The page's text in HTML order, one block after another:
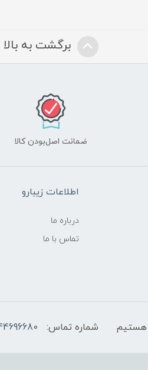
برگشت به بالا
ضمانت اصل‌بودن کالا
اطلاعات زیبارو
درباره ما
تماس با ما
شماره تماس: - 09024148826